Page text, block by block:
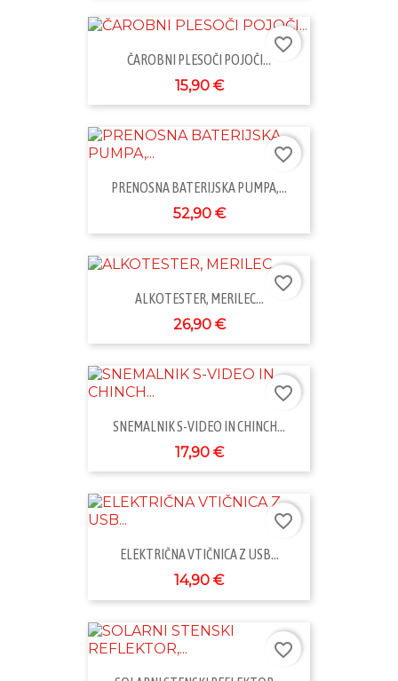
ČAROBNI PLESOČI POJOČI...
15,90 €
favorite_border
PRENOSNA BATERIJSKA PUMPA,...
52,90 €
favorite_border
ALKOTESTER, MERILEC...
26,90 €
favorite_border
SNEMALNIK S-VIDEO IN CHINCH...
17,90 €
favorite_border
ELEKTRIČNA VTIČNICA Z USB...
14,90 €
favorite_border
favorite_border